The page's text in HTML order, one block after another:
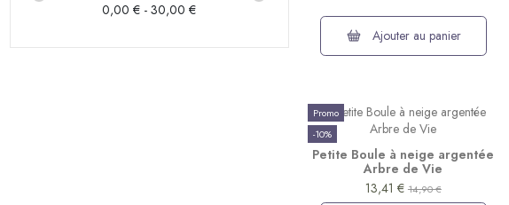
Ajouter au panier
Promo
-10%
Petite Boule à neige argentée
Arbre de Vie
13,41 € 14,90 €
0,00 € - 30,00 €